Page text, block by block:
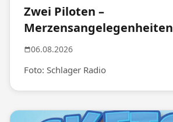
Zwei Piloten –
Merzensangelegenheiten
06.08.2026
Foto: Schlager Radio